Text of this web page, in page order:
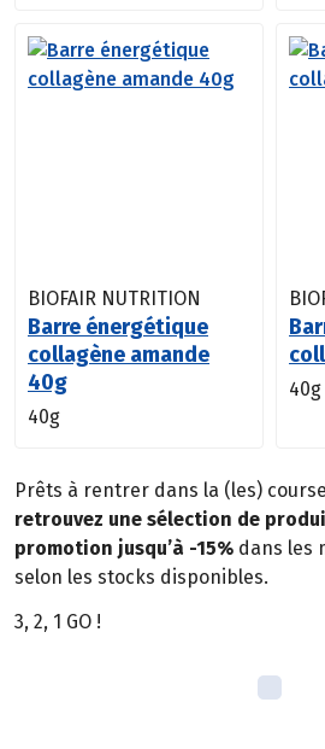
BIOFAIR NUTRITION
Barre énergétique
collagène amande
40g
40g
40g
Prêts à rentrer dans la (les)
retrouvez une sélection de
promotion jusqu’à -15% dans les
selon les stocks disponibles.
3, 2, 1 GO !